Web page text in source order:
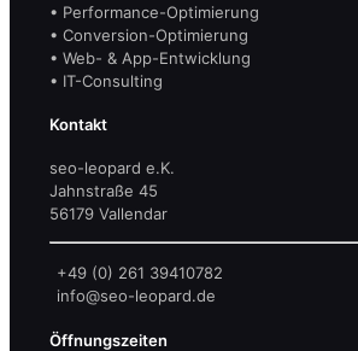
• Performance-Optimierung
• Conversion-Optimierung
• Web- & App-Entwicklung
• IT-Consulting
Kontakt
seo-leopard e.K.
Jahnstraße 45
56179 Vallendar
+49 (0) 261 39410782
info@seo-leopard.de
Öffnungszeiten